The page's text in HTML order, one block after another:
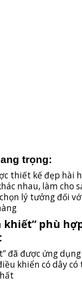
trọng:
thiết kế đẹp hài
nhau, làm cho
lý tưởng đối
phù
đã được ứng
khiển có dây có